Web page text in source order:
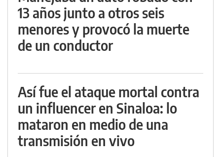
13 años junto a otros seis
menores y provocó la muerte
de un conductor
Así fue el ataque mortal contra
un influencer en Sinaloa: lo
mataron en medio de una
transmisión en vivo